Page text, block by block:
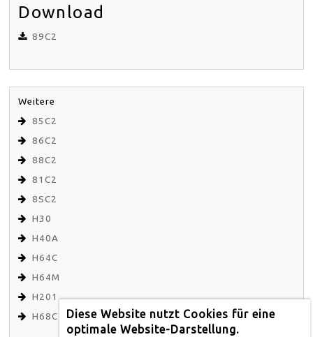
Download
89C2
Weitere
85C2
86C2
88C2
81C2
8SC2
H30
H40A
H64C
H64M
H201
H68C
Diese Website nutzt Cookies für eine
optimale Website-Darstellung.